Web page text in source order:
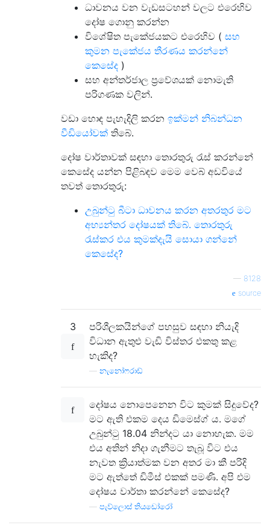
ධාවනය වන වැඩසටහන් වලට එරෙහිව
දෝෂ ගොනු කරන්න
විශේෂිත පැකේජයකට එරෙහිව ( සහ
කුමන පැකේජය තීරණය කරන්නේ
කෙසේද )
සහ අන්තර්ජාල ප්‍රවේශයක් නොමැති
පරිගණක වලින්.
වඩා හොඳ පැහැදිලි කරන ඉක්මන් නිබන්ධන
වීඩියෝවක් තිබේ.
දෝෂ වාර්තාවක් සඳහා තොරතුරු රැස් කරන්නේ
කෙසේද යන්න පිළිබඳව මෙම වෙබ් අඩවියේ
තවත් තොරතුරු:
උබුන්ටු බීටා ධාවනය කරන අතරතුර මට
අභ්‍යන්තර දෝෂයක් තිබේ. තොරතුරු
රැස්කර එය කුමක්දැයි සොයා ගන්නේ
කෙසේද?
— 8128
source
3
පරිශීලකයින්ගේ පහසුව සඳහා නියැදි
විධාන ඇතුළු වැඩි විස්තර එකතු කළ
හැකිද?
නැනෝෆරාඩ්
දෝෂය නොපෙනෙන විට කුමක් සිදුවේද?
මට ඇති එකම දෙය ඩිමෙස්ග් ය. මගේ
උබුන්ටු 18.04 නින්දට යා නොහැක. මම
එය අතින් නිදා ගැනීමට තැබූ විට එය
නැවත ක්‍රියාත්මක වන අතර මා කී පරිදි
මට ඇත්තේ ඩිමීස් එකක් පමණි. අපි එම
දෝෂය වාර්තා කරන්නේ කෙසේද?
පැව්ලොස් තියඩෝරෝ